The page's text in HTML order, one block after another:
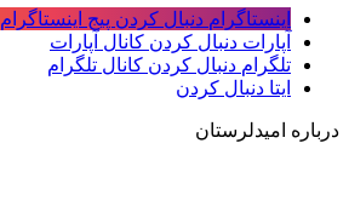
اینستاگرام دنبال کردن پیج اینستاگرام
آپارات دنبال کردن کانال آپارات
تلگرام دنبال کردن کانال تلگرام
ایتا دنبال کردن
درباره امیدلرستان